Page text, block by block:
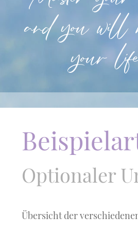
and you will
your life
Optionaler
Übersicht der